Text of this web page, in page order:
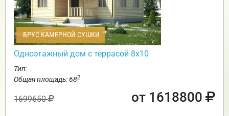
БРУС КАМЕРНОЙ СУШКИ
Одноэтажный дом с террасой 8х10
Тип:
Общая площадь: 682
1699650 от 1618800